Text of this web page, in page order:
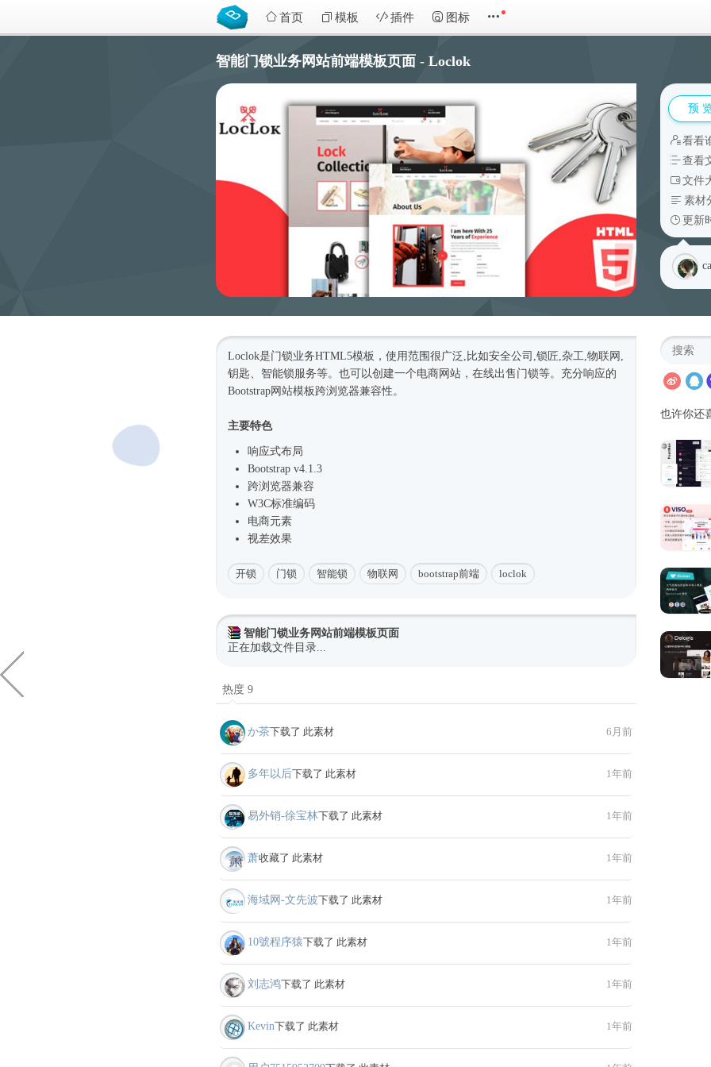
首页 模板 插件 图标
智能门锁业务网站前端模板页面 - Loclok
预
看看
查看
文件
素材
更新
Loclok是门锁业务HTML5模板 ，使用范围很广泛,比如安全公司,锁匠,杂工,物联网,
钥匙、智能锁服务等。也可以创建一个电商网站，在线出售门锁等。充分响应的
Bootstrap网站模板跨浏览器兼容性。
主要特色
响应式布局
Bootstrap v4.1.3
跨浏览器兼容
W3C标准编码
电商元素
视差效果
开锁 门锁 智能锁 物联网 bootstrap前端 loclok
智能门锁业务网站前端模板页面
正在加载文件目录...
热度 9
か茶下载了 此素材 6月前
多年以后下载了 此素材 1年前
易外销-徐宝林下载了 此素材 1年前
萧收藏了 此素材 1年前
海域网-文先波下载了 此素材 1年前
10號程序猿下载了 此素材 1年前
刘志鸿下载了 此素材 1年前
Kevin下载了 此素材 1年前
也许你还